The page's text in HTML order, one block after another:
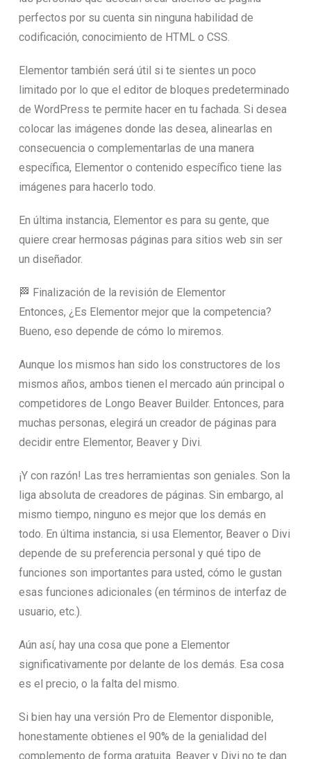
perfectos por su cuenta sin ninguna habilidad de
codificación, conocimiento de HTML o CSS.
Elementor también será útil si te sientes un poco
limitado por lo que el editor de bloques predeterminado
de WordPress te permite hacer en tu fachada. Si desea
colocar las imágenes donde las desea, alinearlas en
consecuencia o complementarlas de una manera
específica, Elementor o contenido específico tiene las
imágenes para hacerlo todo.
En última instancia, Elementor es para su gente, que
quiere crear hermosas páginas para sitios web sin ser
un diseñador.
🏁 Finalización de la revisión de Elementor
Entonces, ¿Es Elementor mejor que la competencia?
Bueno, eso depende de cómo lo miremos.
Aunque los mismos han sido los constructores de los
mismos años, ambos tienen el mercado aún principal o
competidores de Longo Beaver Builder. Entonces, para
muchas personas, elegirá un creador de páginas para
decidir entre Elementor, Beaver y Divi.
¡Y con razón! Las tres herramientas son geniales. Son la
liga absoluta de creadores de páginas. Sin embargo, al
mismo tiempo, ninguno es mejor que los demás en
todo. En última instancia, si usa Elementor, Beaver o Divi
depende de su preferencia personal y qué tipo de
funciones son importantes para usted, cómo le gustan
esas funciones adicionales (en términos de interfaz de
usuario, etc.).
Aún así, hay una cosa que pone a Elementor
significativamente por delante de los demás. Esa cosa
es el precio, o la falta del mismo.
Si bien hay una versión Pro de Elementor disponible,
honestamente obtienes el 90% de la genialidad del
complemento de forma gratuita. Beaver y Divi no te dan